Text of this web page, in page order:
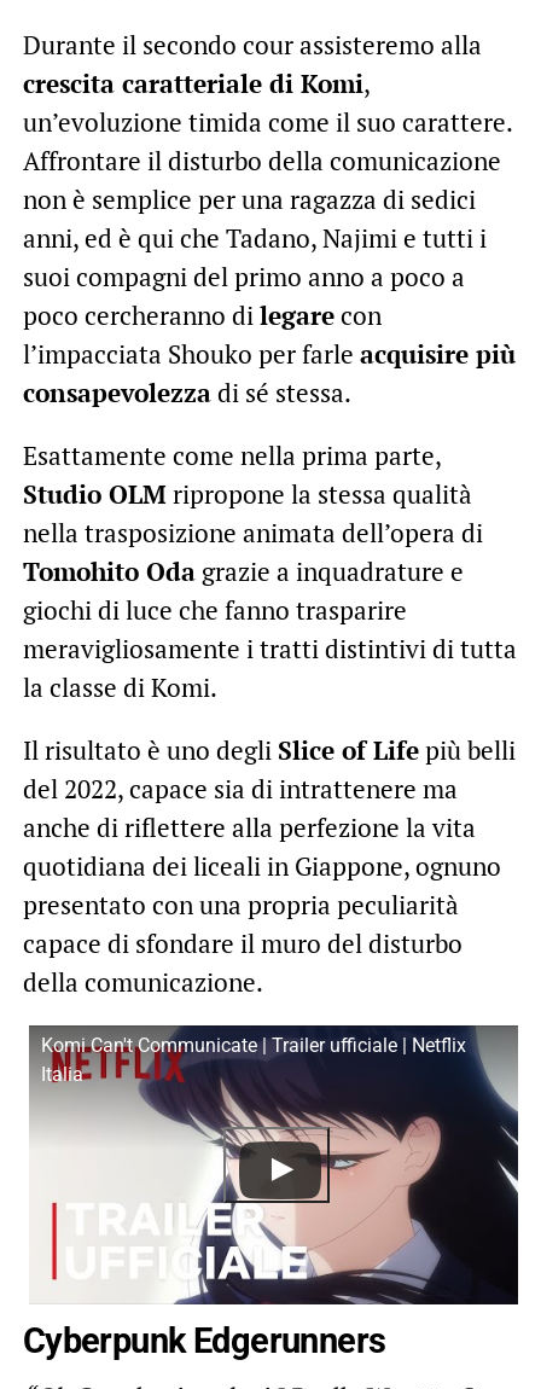
Durante il secondo cour assisteremo alla
crescita caratteriale di Komi,
un’evoluzione timida come il suo carattere.
Affrontare il disturbo della comunicazione
non è semplice per una ragazza di sedici
anni, ed è qui che Tadano, Najimi e tutti i
suoi compagni del primo anno a poco a
poco cercheranno di legarecon
l’impacciata Shouko per farle acquisire più
consapevolezzadi sé stessa.
Esattamente come nella prima parte,
Studio OLMripropone la stessa qualità
nella trasposizione animata dell’opera di
Tomohito Odagrazie a inquadrature e
giochi di luce che fanno trasparire
meravigliosamente i tratti distintivi di tutta
la classe di Komi.
Il risultato è uno degli Slice of Lifepiù belli
del 2022, capace sia di intrattenere ma
anche di riflettere alla perfezione la vita
quotidiana dei liceali in Giappone, ognuno
presentato con una propria peculiarità
capace di sfondare il muro del disturbo
della comunicazione.
Komi Can't Communicate | Trailer ufficiale | Netflix
Italia
Cyberpunk Edgerunners